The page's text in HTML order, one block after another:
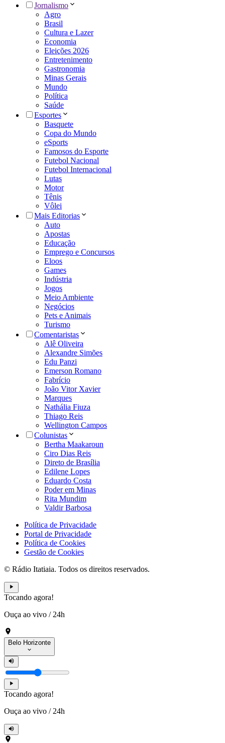
Jornalismo
Agro
Brasil
Cultura e Lazer
Economia
Eleições 2026
Entretenimento
Gastronomia
Minas Gerais
Mundo
Política
Saúde
Esportes
Basquete
Copa do Mundo
eSports
Famosos do Esporte
Futebol Nacional
Futebol Internacional
Lutas
Motor
Tênis
Vôlei
Mais Editorias
Auto
Apostas
Educação
Emprego e Concursos
Eloos
Games
Indústria
Jogos
Meio Ambiente
Negócios
Pets e Animais
Turismo
Comentaristas
Alê Oliveira
Alexandre Simões
Edu Panzi
Emerson Romano
Fabrício
João Vitor Xavier
Marques
Nathália Fiuza
Thiago Reis
Wellington Campos
Colunistas
Bertha Maakaroun
Ciro Dias Reis
Direto de Brasília
Edilene Lopes
Eduardo Costa
Poder em Minas
Rita Mundim
Valdir Barbosa
Política de Privacidade
Portal de Privacidade
Política de Cookies
Gestão de Cookies
© Rádio Itatiaia. Todos os direitos reservados.
Tocando agora!
Ouça ao vivo / 24h
Belo Horizonte
Tocando agora!
Ouça ao vivo / 24h